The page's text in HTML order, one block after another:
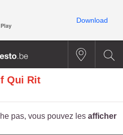
Qui Rit
pas, vous pouvez les afficher
Download